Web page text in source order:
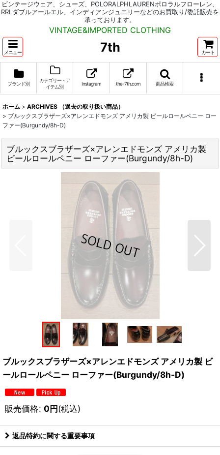
ビンテージウェア、シューズ、POLORALPHLAURENポロラルフローレン、
RRLダブルアールエル、インディアンジュエリーなどのお買取り/委託販売を
承っております。
VINTAGE&IMPORTED CLOTHING
メニュー 7th カート
ブランド別
カテゴリー・ア
イテム別
Instagram the-7th.com 商品検索
ホーム > ARCHIVES （過去の取り扱い商品）
> ブルックスブラザーズ×アレンエドモンズ アメリカ製 ビールロールペニー ロー
ファー(Burgundy/8h-D)
ブルックスブラザーズ×アレンエドモンズ アメリカ製
ビールロールペニー ローファー(Burgundy/8h-D)
ブルックスブラザーズ×アレンエドモンズ アメリカ製 ビ
ールロールペニー ローファー(Burgundy/8h-D)
販売価格: 0円(税込)
返品特約に関する重要事項